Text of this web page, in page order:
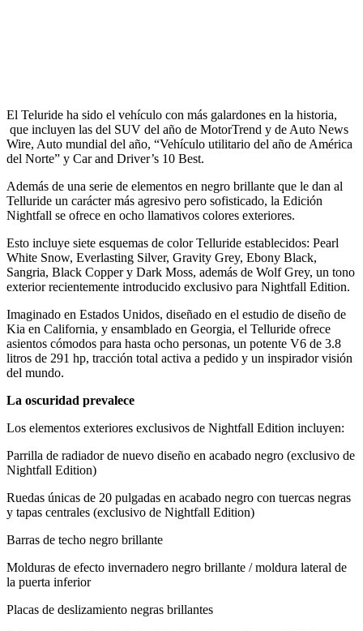
El Teluride ha sido el vehículo con más galardones en la historia,
que incluyen las del SUV del año de MotorTrend y de Auto News
Wire, Auto mundial del año, “Vehículo utilitario del año de América
del Norte” y Car and Driver’s 10 Best.
Además de una serie de elementos en negro brillante que le dan al
Telluride un carácter más agresivo pero sofisticado, la Edición
Nightfall se ofrece en ocho llamativos colores exteriores.
Esto incluye siete esquemas de color Telluride establecidos: Pearl
White Snow, Everlasting Silver, Gravity Grey, Ebony Black,
Sangria, Black Copper y Dark Moss, además de Wolf Grey, un tono
exterior recientemente introducido exclusivo para Nightfall Edition.
Imaginado en Estados Unidos, diseñado en el estudio de diseño de
Kia en California, y ensamblado en Georgia, el Telluride ofrece
asientos cómodos para hasta ocho personas, un potente V6 de 3.8
litros de 291 hp, tracción total activa a pedido y un inspirador visión
del mundo.
La oscuridad prevalece
Los elementos exteriores exclusivos de Nightfall Edition incluyen:
Parrilla de radiador de nuevo diseño en acabado negro (exclusivo de
Nightfall Edition)
Ruedas únicas de 20 pulgadas en acabado negro con tuercas negras
y tapas centrales (exclusivo de Nightfall Edition)
Barras de techo negro brillante
Molduras de efecto invernadero negro brillante / moldura lateral de
la puerta inferior
Placas de deslizamiento negras brillantes